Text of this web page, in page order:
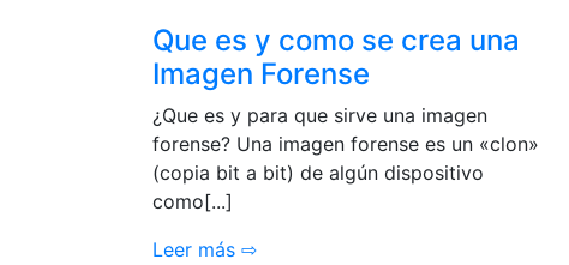
Que es y como se crea una
Imagen Forense
¿Que es y para que sirve una imagen
forense? Una imagen forense es un «clon»
(copia bit a bit) de algún dispositivo
como[...]
Leer más ⇨